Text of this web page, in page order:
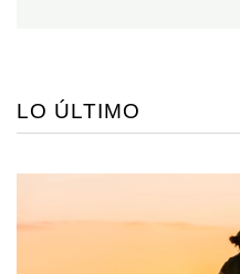
LO ÚLTIMO